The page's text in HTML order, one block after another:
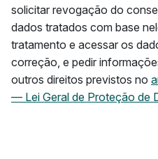
solicitar revogação do
dados tratados com base
tratamento e acessar os
correção, e pedir
outros direitos previstos no
— Lei Geral de Proteção de